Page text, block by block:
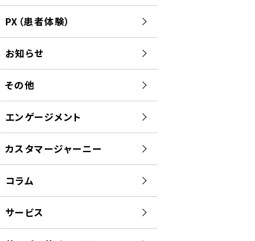
PX（患者体験）
お知らせ
その他
エンゲージメント
カスタマージャーニー
コラム
サービス